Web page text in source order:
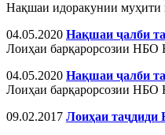
Нақшаи идоракунии муҳити
04.05.2020 Нақшаи ҷалби
Лоиҳаи барқарорсозии НБО
04.05.2020 Нақшаи ҷалби
Лоиҳаи барқарорсозии НБО
09.02.2017 Лоиҳаи таҷдиди